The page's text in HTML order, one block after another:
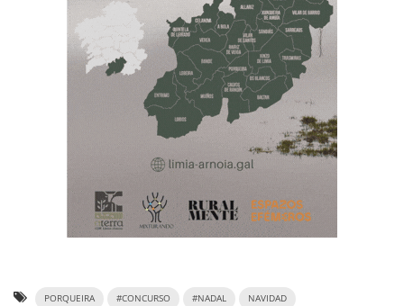
PORQUEIRA #CONCURSO #NADAL NAVIDAD